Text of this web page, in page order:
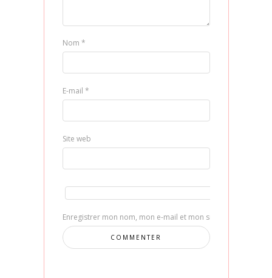
Nom *
E-mail *
Site web
Enregistrer mon nom, mon e-mail et mon site dans le